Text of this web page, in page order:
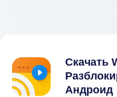
Скачать
Андроид